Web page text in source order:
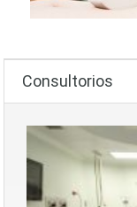
Consultorios